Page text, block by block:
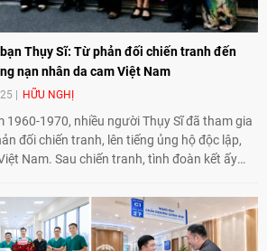
Thụy Sĩ: Từ phản đối chiến tranh đến
nạn nhân da cam Việt Nam
HỮU NGHỊ
1960-1970, nhiều người Thụy Sĩ đã tham gia
đối chiến tranh, lên tiếng ủng hộ độc lập,
Nam. Sau chiến tranh, tình đoàn kết ấy
những người còn chịu hậu quả chiến tranh,
nạn nhân chất độc da cam/dioxin.